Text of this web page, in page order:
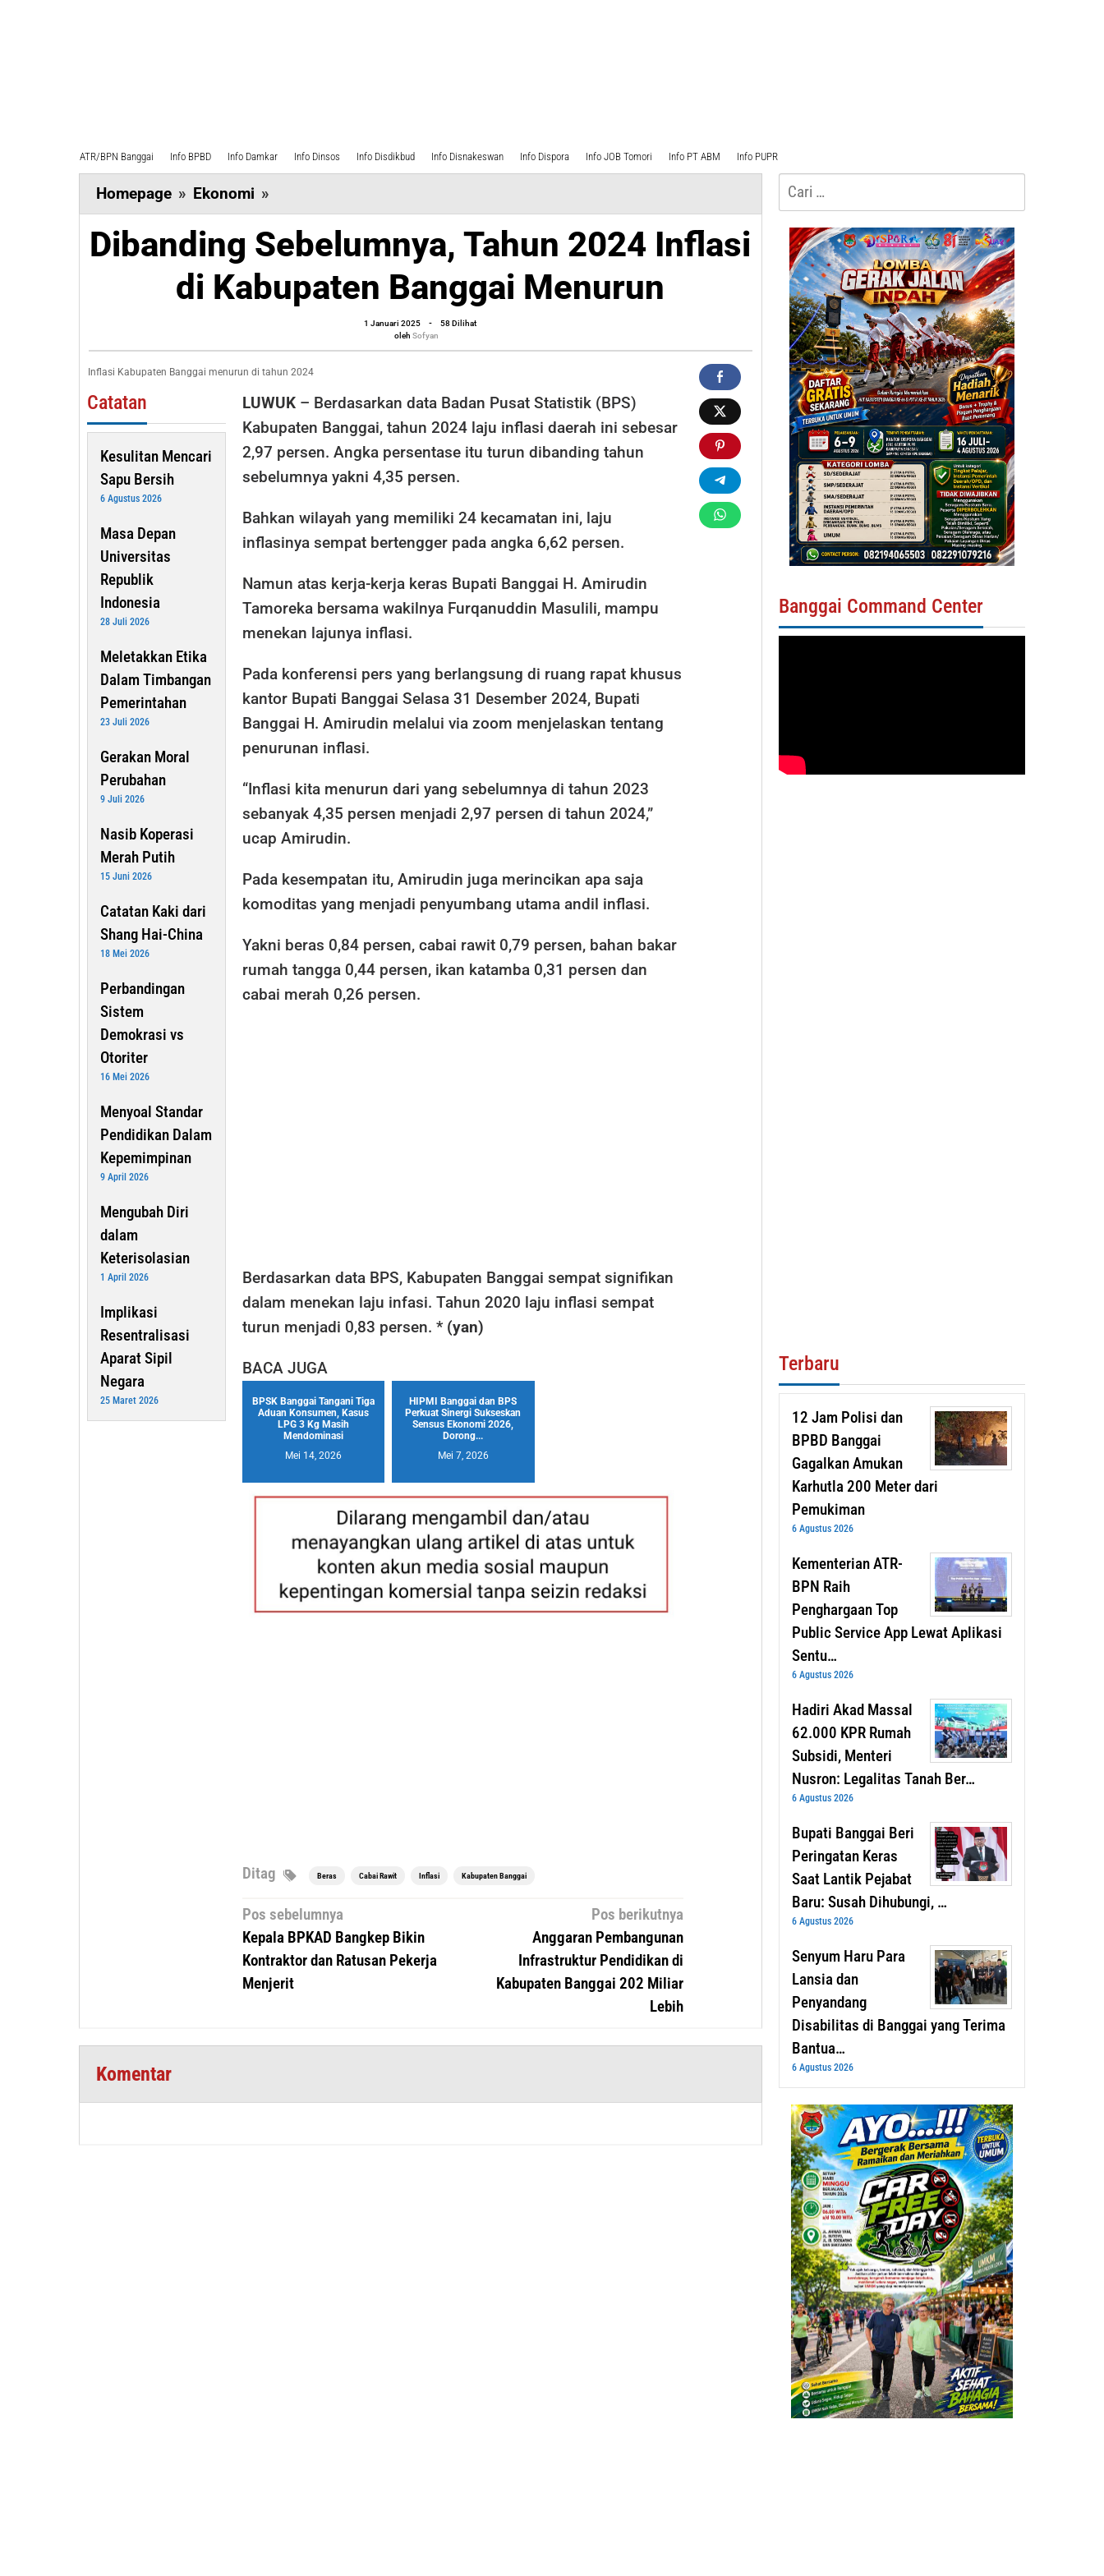
ATR/BPN Banggai Info BPBD Info Damkar Info Dinsos Info Disdikbud Info Disnakeswan Info Dispora Info JOB Tomori Info PT ABM Info PUPR
Homepage » Ekonomi »
Sebelumnya,
Tahun
2024
Inflasi
Banggai
Menurun
Dibanding Sebelumnya, Tahun 2024 Inflasi
di Kabupaten Banggai Menurun
1 Januari 2025
oleh
Sofyan
-
58 Dilihat
oleh Sofyan
Inflasi Kabupaten Banggai menurun di tahun 2024
Catatan
Kesulitan Mencari
Sapu Bersih
6 Agustus 2026
Masa Depan
Universitas
Republik
Indonesia
28 Juli 2026
Meletakkan Etika
Dalam Timbangan
Pemerintahan
23 Juli 2026
Gerakan Moral
Perubahan
9 Juli 2026
Nasib Koperasi
Merah Putih
15 Juni 2026
Catatan Kaki dari
Shang Hai-China
18 Mei 2026
Perbandingan
Sistem
Demokrasi vs
Otoriter
16 Mei 2026
Menyoal Standar
Pendidikan Dalam
Kepemimpinan
9 April 2026
Mengubah Diri
dalam
Keterisolasian
1 April 2026
Implikasi
Resentralisasi
Aparat Sipil
Negara
25 Maret 2026
LUWUK– Berdasarkan data Badan Pusat Statistik (BPS)
Kabupaten Banggai, tahun 2024 laju inflasi daerah ini sebesar
2,97 persen. Angka persentase itu turun dibanding tahun
sebelumnya yakni 4,35 persen.
Bahkan wilayah yang memiliki 24 kecamatan ini, laju
inflasinya sempat bertengger pada angka 6,62 persen.
Namun atas kerja-kerja keras Bupati Banggai H. Amirudin
Tamoreka bersama wakilnya Furqanuddin Masulili, mampu
menekan lajunya inflasi.
Pada konferensi pers yang berlangsung di ruang rapat khusus
kantor Bupati Banggai Selasa 31 Desember 2024, Bupati
Banggai H. Amirudin melalui via zoom menjelaskan tentang
penurunan inflasi.
“Inflasi kita menurun dari yang sebelumnya di tahun 2023
sebanyak 4,35 persen menjadi 2,97 persen di tahun 2024,”
ucap Amirudin.
Pada kesempatan itu, Amirudin juga merincikan apa saja
komoditas yang menjadi penyumbang utama andil inflasi.
Yakni beras 0,84 persen, cabai rawit 0,79 persen, bahan bakar
rumah tangga 0,44 persen, ikan katamba 0,31 persen dan
cabai merah 0,26 persen.
Berdasarkan data BPS, Kabupaten Banggai sempat signifikan
dalam menekan laju infasi. Tahun 2020 laju inflasi sempat
turun menjadi 0,83 persen. * (yan)
BACA JUGA
BPSK Banggai Tangani Tiga
Aduan Konsumen, Kasus
LPG 3 Kg Masih
Mendominasi
Mei 14, 2026
HIPMI Banggai dan BPS
Perkuat Sinergi Sukseskan
Sensus Ekonomi 2026,
Dorong...
Mei 7, 2026
Ditag Beras Cabai Rawit Inflasi Kabupaten Banggai
Navigasi
pos
Pos sebelumnya
Kepala BPKAD Bangkep Bikin
Kontraktor dan Ratusan Pekerja
Menjerit
Pos berikutnya
Anggaran Pembangunan
Infrastruktur Pendidikan di
Kabupaten Banggai 202 Miliar
Lebih
Komentar
Cari
untuk:
Banggai Command Center
Terbaru
12 Jam Polisi dan
BPBD Banggai
Gagalkan Amukan
Karhutla 200 Meter dari
Pemukiman
6 Agustus 2026
Kementerian ATR-
BPN Raih
Penghargaan Top
Public Service App Lewat Aplikasi
Sentu…
6 Agustus 2026
Hadiri Akad Massal
62.000 KPR Rumah
Subsidi, Menteri
Nusron: Legalitas Tanah Ber…
6 Agustus 2026
Bupati Banggai Beri
Peringatan Keras
Saat Lantik Pejabat
Baru: Susah Dihubungi, …
6 Agustus 2026
Senyum Haru Para
Lansia dan
Penyandang
Disabilitas di Banggai yang Terima
Bantua…
6 Agustus 2026